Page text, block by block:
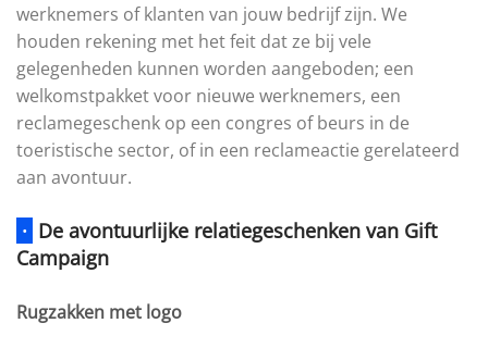
werknemers of klanten van jouw bedrijf zijn. We
houden rekening met het feit dat ze bij vele
gelegenheden kunnen worden aangeboden; een
welkomstpakket voor nieuwe werknemers, een
reclamegeschenk op een congres of beurs in de
toeristische sector, of in een reclameactie gerelateerd
aan avontuur.
· De avontuurlijke relatiegeschenken van Gift
Campaign
Rugzakken met logo